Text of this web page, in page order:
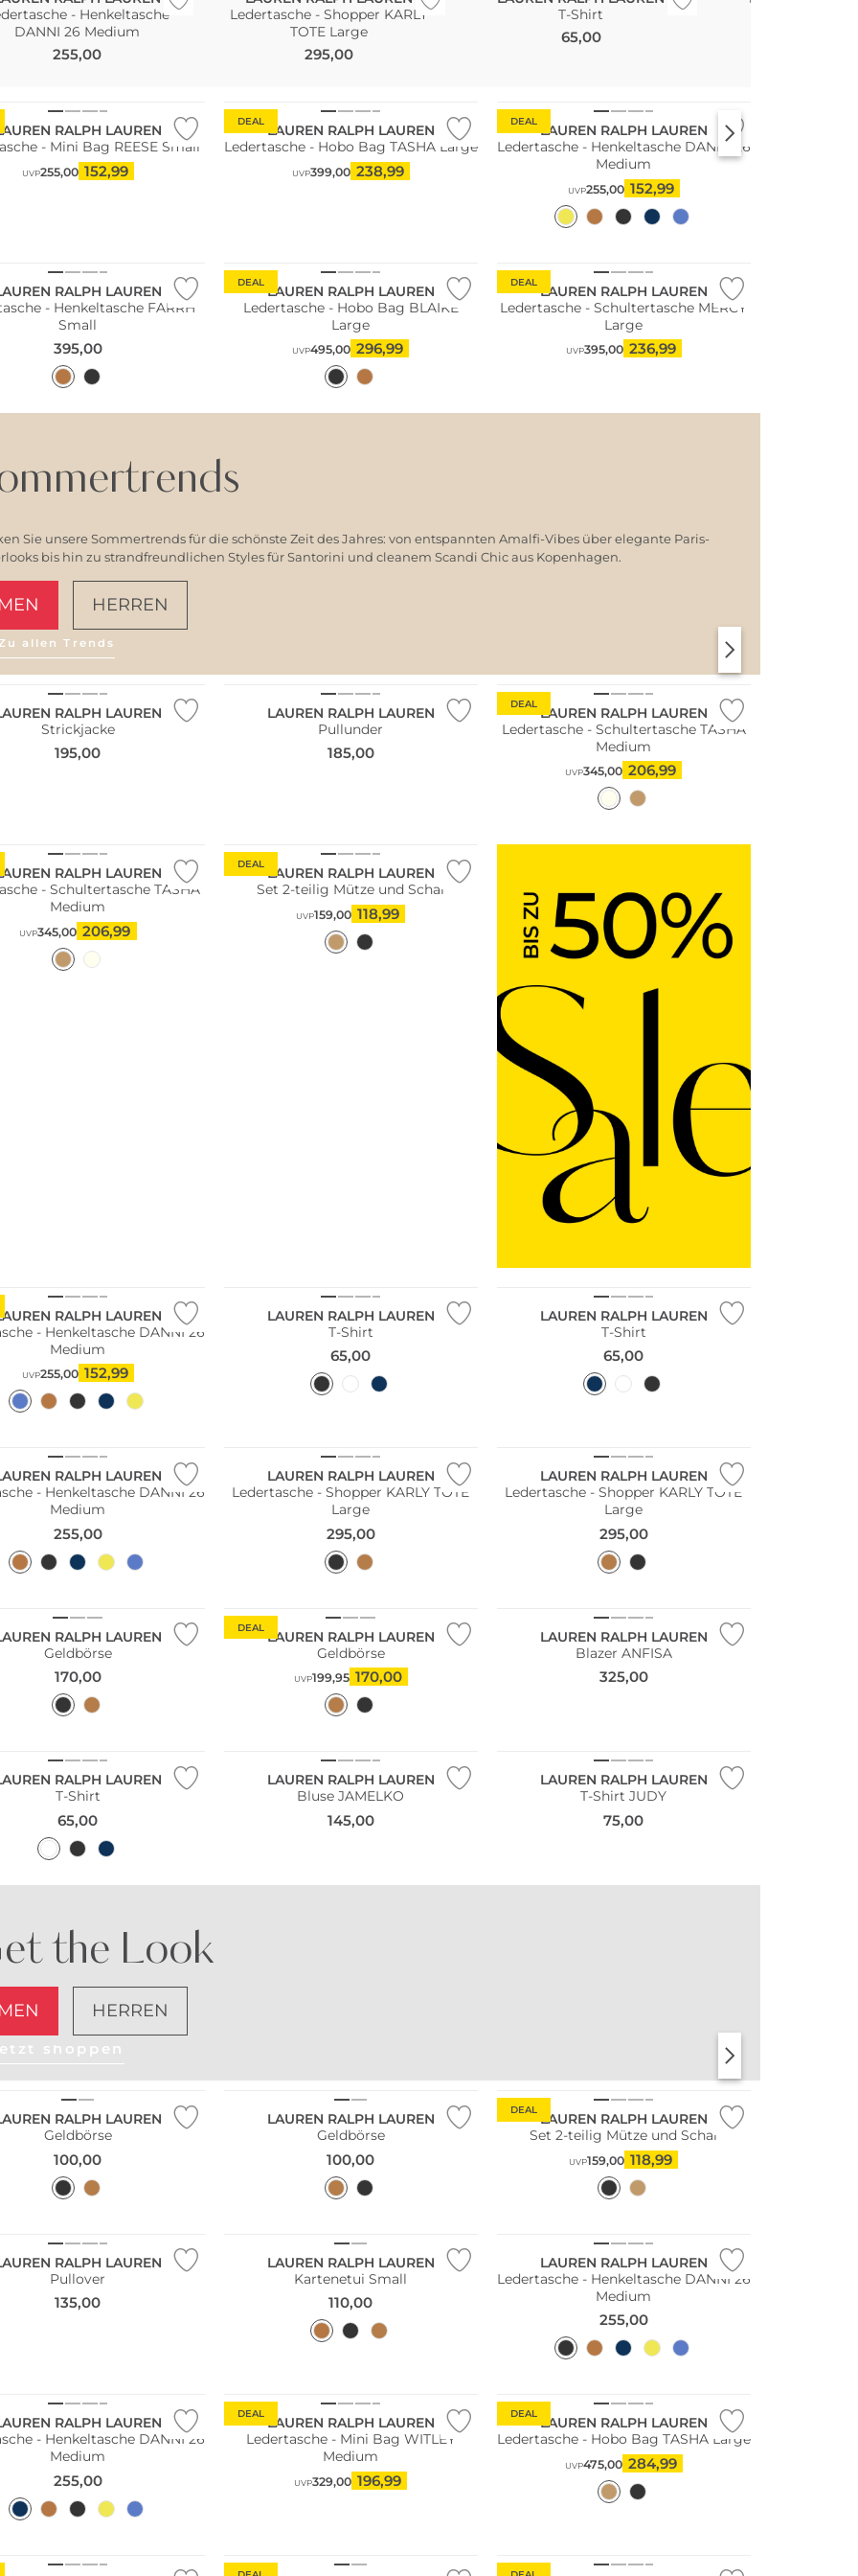
- Henkeltasche
DANNI 26 Medium
255,00
Ledertasche - Shopper KARLY
TOTE Large
295,00
T-Shirt
65,00
RALPH LAUREN
- Mini Bag REESE Small
UVP255,00 152,99
DEAL
LAUREN RALPH LAUREN
Ledertasche - Hobo Bag TASHA Large
UVP399,00 238,99
DEAL
LAUREN RALPH LAUREN
Ledertasche - Henkeltasche DANNI 26
Medium
UVP255,00 152,99
RALPH LAUREN
- Henkeltasche FARRH
Small
395,00
DEAL
LAUREN RALPH LAUREN
Ledertasche - Hobo Bag BLAIKE
Large
UVP495,00 296,99
DEAL
LAUREN RALPH LAUREN
Ledertasche - Schultertasche MERCY
Large
UVP395,00 236,99
Sie unsere Sommertrends für die schönste Zeit des Jahres: von entspannten Amalfi-Vibes über elegante Paris-
bis hin zu strandfreundlichen Styles für Santorini und cleanem Scandi Chic aus Kopenhagen.
HERREN
allen Trends
RALPH LAUREN
Strickjacke
195,00
LAUREN RALPH LAUREN
Pullunder
185,00
DEAL
LAUREN RALPH LAUREN
Ledertasche - Schultertasche TASHA
Medium
UVP345,00 206,99
RALPH LAUREN
- Schultertasche TASHA
Medium
UVP345,00 206,99
DEAL
LAUREN RALPH LAUREN
Set 2-teilig Mütze und Schal
UVP159,00 118,99
RALPH LAUREN
- Henkeltasche DANNI 26
Medium
UVP255,00 152,99
LAUREN RALPH LAUREN
T-Shirt
65,00
LAUREN RALPH LAUREN
T-Shirt
65,00
RALPH LAUREN
- Henkeltasche DANNI 26
Medium
255,00
LAUREN RALPH LAUREN
Ledertasche - Shopper KARLY TOTE
Large
295,00
LAUREN RALPH LAUREN
Ledertasche - Shopper KARLY TOTE
Large
295,00
RALPH LAUREN
Geldbörse
170,00
DEAL
LAUREN RALPH LAUREN
Geldbörse
UVP199,95 170,00
LAUREN RALPH LAUREN
Blazer ANFISA
325,00
RALPH LAUREN
T-Shirt
65,00
LAUREN RALPH LAUREN
Bluse JAMELKO
145,00
LAUREN RALPH LAUREN
T-Shirt JUDY
75,00
the Look
HERREN
shoppen
RALPH LAUREN
Geldbörse
100,00
LAUREN RALPH LAUREN
Geldbörse
100,00
DEAL
LAUREN RALPH LAUREN
Set 2-teilig Mütze und Schal
UVP159,00 118,99
RALPH LAUREN
Pullover
135,00
LAUREN RALPH LAUREN
Kartenetui Small
110,00
LAUREN RALPH LAUREN
Ledertasche - Henkeltasche DANNI 26
Medium
255,00
RALPH LAUREN
- Henkeltasche DANNI 26
Medium
255,00
DEAL
LAUREN RALPH LAUREN
Ledertasche - Mini Bag WITLEY
Medium
UVP329,00 196,99
DEAL
LAUREN RALPH LAUREN
Ledertasche - Hobo Bag TASHA Large
UVP475,00 284,99